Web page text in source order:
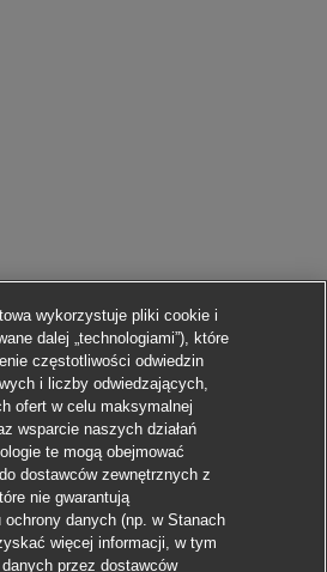
wykorzystuje pliki cookie i
dalej „technologiami”), które
częstotliwości odwiedzin
i liczby odwiedzających,
ofert w celu maksymalnej
wsparcie naszych działań
te mogą obejmować
dostawców zewnętrznych z
nie gwarantują
ochrony danych (np. w Stanach
więcej informacji, w tym
przez dostawców